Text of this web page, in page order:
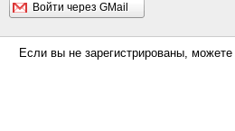
Войти через GMail
Если вы не зарегистрированы, можете